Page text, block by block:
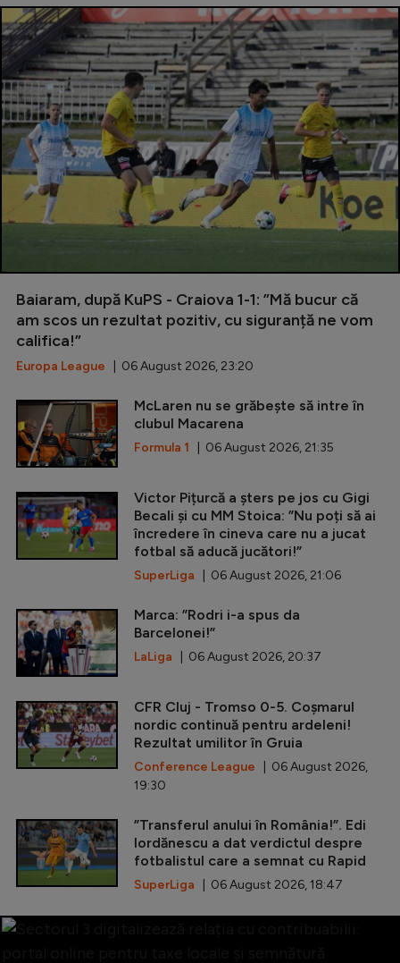
Baiaram, după KuPS - Craiova 1-1: ”Mă bucur că
am scos un rezultat pozitiv, cu siguranță ne vom
califica!”
Europa League | 06 August 2026, 23:20
McLaren nu se grăbește să intre în
clubul Macarena
Formula 1 | 06 August 2026, 21:35
Victor Pițurcă a șters pe jos cu Gigi
Becali și cu MM Stoica: ”Nu poți să ai
încredere în cineva care nu a jucat
fotbal să aducă jucători!”
SuperLiga | 06 August 2026, 21:06
Marca: ”Rodri i-a spus da
Barcelonei!”
LaLiga | 06 August 2026, 20:37
CFR Cluj - Tromso 0-5. Coșmarul
nordic continuă pentru ardeleni!
Rezultat umilitor în Gruia
Conference League | 06 August 2026,
19:30
”Transferul anului în România!”. Edi
Iordănescu a dat verdictul despre
fotbalistul care a semnat cu Rapid
SuperLiga | 06 August 2026, 18:47